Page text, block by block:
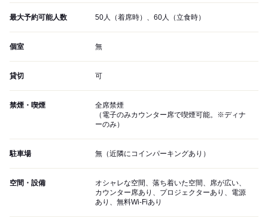
最大予約可能人数 50人（着席時）、60人（立食時）
個室 無
貸切 可
禁煙・喫煙
全席禁煙
（電子のみカウンター席で喫煙可能。※ディナ
ーのみ）
駐車場 無（近隣にコインパーキングあり）
空間・設備
オシャレな空間、落ち着いた空間、席が広い、
カウンター席あり、プロジェクターあり、電源
あり、無料Wi-Fiあり